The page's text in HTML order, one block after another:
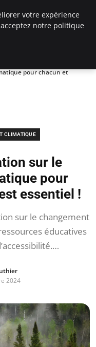
pour chacun et
CLIMATIQUE
sur le
pour
essentiel !
sur le changement
éducatives
2024
votre expérience
notre politique